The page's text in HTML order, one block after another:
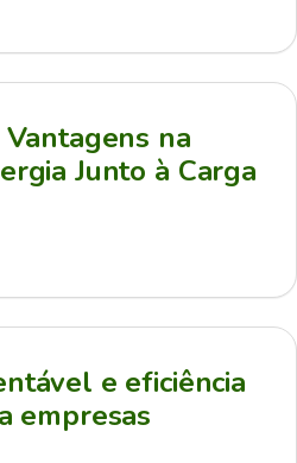
na
Junto à Carga
e eficiência
empresas